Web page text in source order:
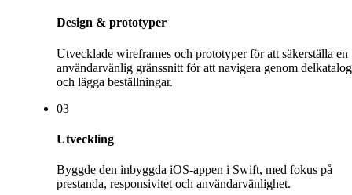
Design & prototyper
Utvecklade wireframes och prototyper för att säkerställa en
användarvänlig gränssnitt för att navigera genom
och lägga beställningar.
03
Utveckling
Byggde den inbyggda iOS-appen i Swift, med fokus på
prestanda, responsivitet och användarvänlighet.